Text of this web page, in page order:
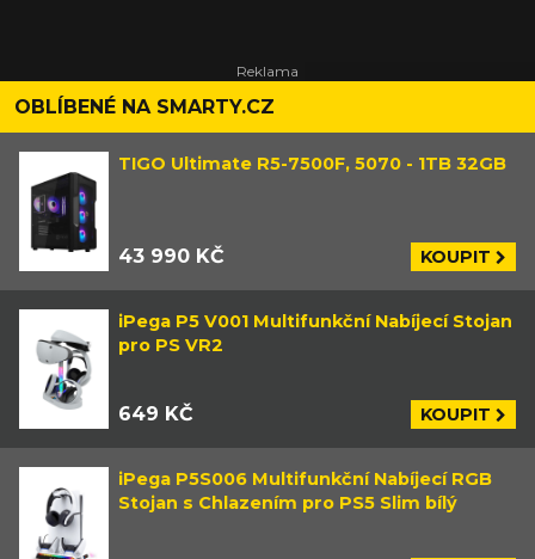
OBLÍBENÉ NA SMARTY.CZ
TIGO Ultimate R5-7500F, 5070 - 1TB 32GB
43 990 KČ KOUPIT
iPega P5 V001 Multifunkční Nabíjecí Stojan
pro PS VR2
649 KČ KOUPIT
iPega P5S006 Multifunkční Nabíjecí RGB
Stojan s Chlazením pro PS5 Slim bílý